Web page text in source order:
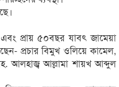
প্রায় ৫০বছর যাবৎ জামেয়া
প্রচার বিমুখ ওলিয়ে কামেল,
আলহাজ্ব আল্লামা শায়খ আব্দুল